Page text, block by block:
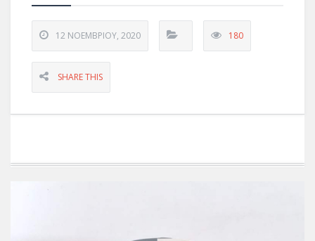
12 ΝΟΕΜΒΡΊΟΥ, 2020 180
SHARE THIS